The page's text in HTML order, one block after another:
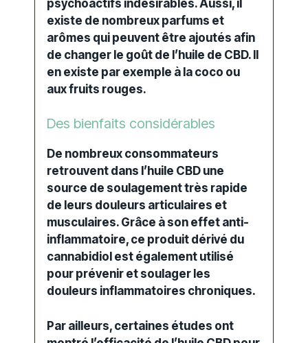
psychoactifs indésirables. Aussi, il
existe de nombreux parfums et
arômes qui peuvent être ajoutés afin
de changer le goût de l’huile de CBD. Il
en existe par exemple à la coco ou
aux fruits rouges.
Des bienfaits considérables
De nombreux consommateurs
retrouvent dans l’huile CBD une
source de soulagement très rapide
de leurs douleurs articulaires et
musculaires. Grâce à son effet anti-
inflammatoire, ce produit dérivé du
cannabidiol est également utilisé
pour prévenir et soulager les
douleurs inflammatoires chroniques.
Par ailleurs, certaines études ont